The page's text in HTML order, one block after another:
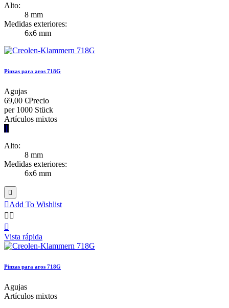
Alto:
8 mm
Medidas exteriores:
6x6 mm
Pinzas para aros 718G
Agujas
69,00 €Precio
per 1000 Stück
Artículos mixtos
|||
Alto:
8 mm
Medidas exteriores:
6x6 mm

Add To Wishlist
 

Vista rápida
Pinzas para aros 718G
Agujas
Artículos mixtos